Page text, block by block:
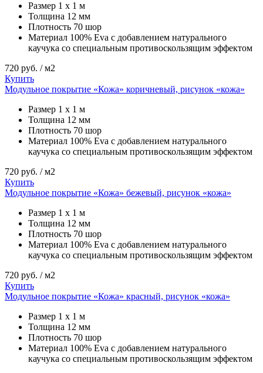
Размер 1 х 1 м
Толщина 12 мм
Плотность 70 шор
Материал 100% Eva с добавлением натурального
каучука со специальным противоскользящим эффектом
720 руб. / м2
Купить
Модульное покрытие «Кожа» коричневый, рисунок «кожа»
Размер 1 х 1 м
Толщина 12 мм
Плотность 70 шор
Материал 100% Eva с добавлением натурального
каучука со специальным противоскользящим эффектом
720 руб. / м2
Купить
Модульное покрытие «Кожа» бежевый, рисунок «кожа»
Размер 1 х 1 м
Толщина 12 мм
Плотность 70 шор
Материал 100% Eva с добавлением натурального
каучука со специальным противоскользящим эффектом
720 руб. / м2
Купить
Модульное покрытие «Кожа» красный, рисунок «кожа»
Размер 1 х 1 м
Толщина 12 мм
Плотность 70 шор
Материал 100% Eva с добавлением натурального
каучука со специальным противоскользящим эффектом